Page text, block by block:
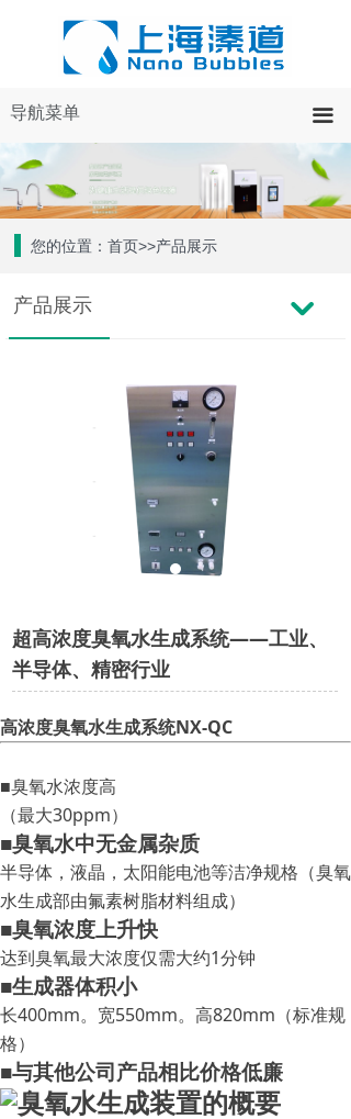
导航菜单 끀
您的位置：首页>>产品展示
产品展示 낔
超高浓度臭氧水生成系统——工业、
半导体、精密行业
高浓度臭氧水生成系统NX-QC
■臭氧水浓度高
（最大30ppm）
■臭氧水中无金属杂质
半导体，液晶，太阳能电池等洁净规格（臭氧
水生成部由氟素树脂材料组成）
■臭氧浓度上升快
达到臭氧最大浓度仅需大约1分钟
■生成器体积小
长400mm。宽550mm。高820mm（标准规
格）
■与其他公司产品相比价格低廉